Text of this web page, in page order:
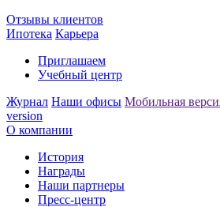
Отзывы клиентов
Ипотека Карьера
Приглашаем
Учебный центр
Журнал Наши офисы Мобильная
version
О компании
История
Награды
Наши партнеры
Пресс-центр